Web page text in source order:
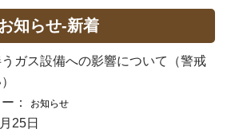
知らせ-新着
ガス設備への影響について（警戒
：
お知らせ
25日